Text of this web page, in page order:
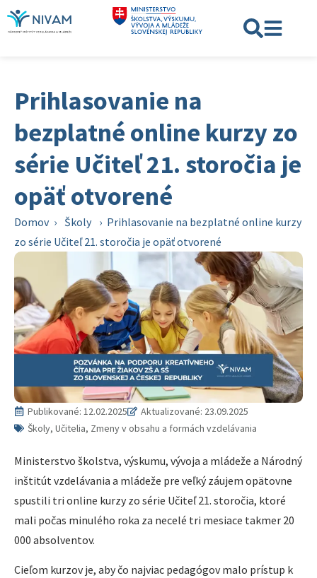
Prihlasovanie na
bezplatné online kurzy zo
série Učiteľ 21. storočia je
opäť otvorené
Domov › Školy › Prihlasovanie na bezplatné online kurzy
zo série Učiteľ 21. storočia je opäť otvorené
Publikované: 12.02.2025
Aktualizované: 23.09.2025
Školy, Učitelia, Zmeny v obsahu a formách vzdelávania
Ministerstvo školstva, výskumu, vývoja a mládeže a Národný
inštitút vzdelávania a mládeže pre veľký záujem opätovne
spustili tri online kurzy zo série Učiteľ 21. storočia, ktoré
mali počas minulého roka za necelé tri mesiace takmer 20
000 absolventov.
Cieľom kurzov je, aby čo najviac pedagógov malo prístup k